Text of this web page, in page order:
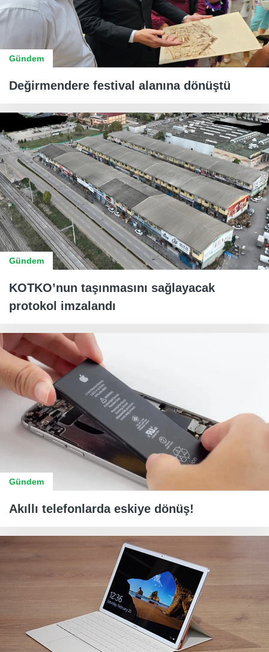
Gündem
Değirmendere festival alanına dönüştü
Gündem
KOTKO’nun taşınmasını sağlayacak
protokol imzalandı
Gündem
Akıllı telefonlarda eskiye dönüş!